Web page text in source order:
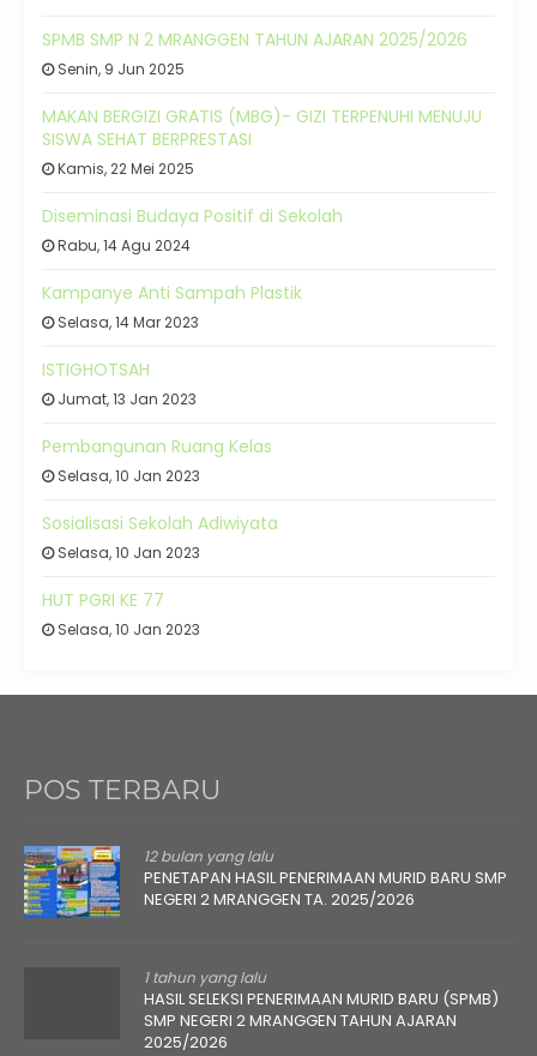
SPMB SMP N 2 MRANGGEN TAHUN AJARAN 2025/2026
Senin, 9 Jun 2025
MAKAN BERGIZI GRATIS (MBG)- GIZI TERPENUHI MENUJU
SISWA SEHAT BERPRESTASI
Kamis, 22 Mei 2025
Diseminasi Budaya Positif di Sekolah
Rabu, 14 Agu 2024
Kampanye Anti Sampah Plastik
Selasa, 14 Mar 2023
ISTIGHOTSAH
Jumat, 13 Jan 2023
Pembangunan Ruang Kelas
Selasa, 10 Jan 2023
Sosialisasi Sekolah Adiwiyata
Selasa, 10 Jan 2023
HUT PGRI KE 77
Selasa, 10 Jan 2023
POS TERBARU
12 bulan yang lalu
PENETAPAN HASIL PENERIMAAN MURID BARU SMP
NEGERI 2 MRANGGEN TA. 2025/2026
1 tahun yang lalu
HASIL SELEKSI PENERIMAAN MURID BARU (SPMB)
SMP NEGERI 2 MRANGGEN TAHUN AJARAN
2025/2026